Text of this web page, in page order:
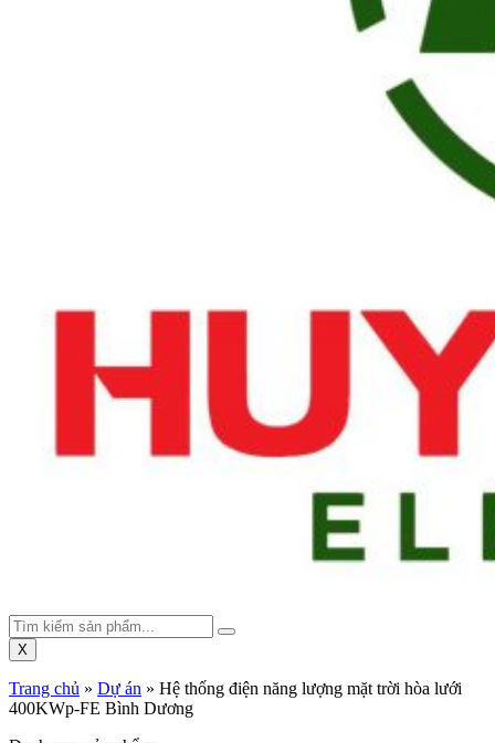
X
Trang chủ » Dự án » Hệ thống điện năng lượng mặt trời hòa lưới
400KWp-FE Bình Dương